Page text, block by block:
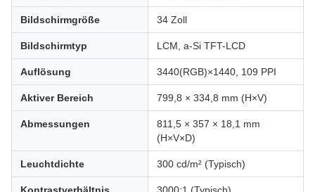
Bildschirmgröße 34 Zoll
Bildschirmtyp LCM, a-Si TFT-LCD
Auflösung 3440(RGB)×1440, 109 PPI
Aktiver Bereich 799,8 × 334,8 mm (H×V)
Abmessungen
811,5 × 357 × 18,1 mm
(H×V×D)
Leuchtdichte 300 cd/m² (Typisch)